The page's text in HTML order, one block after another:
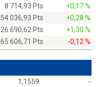
8 714,93 Pts
+0,17 %
54 036,93 Pts
+0,28 %
26 690,62 Pts
+1,30 %
65 606,71 Pts -0,12 %
1,1559
-